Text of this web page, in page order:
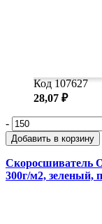
Код 107627
28,07 ₽
-
Добавить в корзину
Скоросшиватель
300г/м2, зеленый,